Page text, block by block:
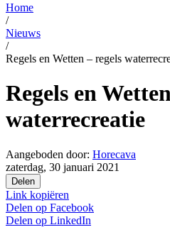
Home
/
Nieuws
/
Regels en Wetten – regels
Regels en
waterrecreatie
Aangeboden door: Horecava
zaterdag, 30 januari 2021
Delen
Link kopiëren
Delen op Facebook
Delen op LinkedIn